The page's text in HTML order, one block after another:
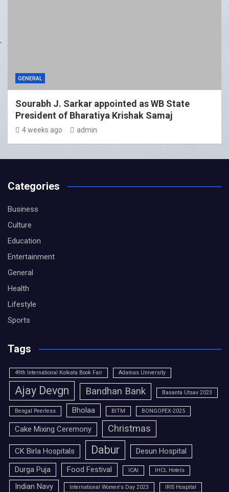
GENERAL
Sourabh J. Sarkar appointed as WB State
President of Bharatiya Krishak Samaj
4 weeks ago admin
Categories
Business
Culture
Education
Entertainment
General
Health
Lifestyle
Sports
Tags
49th International Kolkata Book Fair Adamas University
Ajay Devgn Bandhan Bank Basanta Utsav 2023
Bengal Peerless Bholaa BITM BONGOPEX-2025
Cake Mixing Ceremony Christmas
CK Birla Hospitals Dabur
Desun Hospital
Durga Puja
Food Festival ICAI IHCL Hotels
Indian Navy International Women's Day 2023 IRIS Hospital